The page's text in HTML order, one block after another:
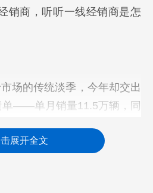
销商，听听一线经销商是怎
场的传统淡季，今年却交出
单——单月销量11.5万辆，同
展开全文